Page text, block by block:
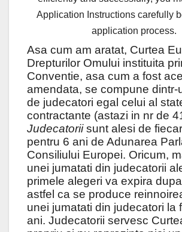
Application Instructions carefully
application process.
Asa cum am aratat, Curtea
Drepturilor Omului instituita
Conventie, asa cum a fost
amendata, se compune dintr-
de judecatori egal celui al
contractante (astazi in nr de
Judecatoriisunt alesi de
pentru 6 ani de Adunarea
Consiliului Europei. Oricum,
unei jumatati din judecatorii
primele alegeri va expira
astfel ca se produce
unei jumatati din judecatori la
ani. Judecatorii servesc